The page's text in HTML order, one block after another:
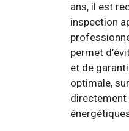
ans, il est
inspection
permet
et de
optimale,
directement